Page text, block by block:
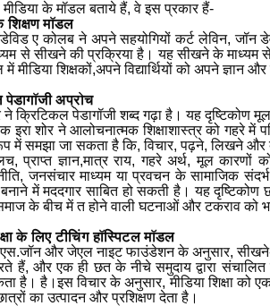
के मॉडल बताये हैं, वे इस प्रकार हैं-
शिक्षण मॉडल
ए कोलब ने अपने सहयोगियों कर्ट लेविन,जॉन
से सीखने की प्रक्रिया है। यह सीखने के माध्यम
मीडिया शिक्षकों,अपने विद्यार्थियों को अपने
अप्रोच
ने क्रिटिकल पेडागॉजी शब्द गढ़ा है। यह दृष्टिकोण
इरा शोर ने आलोचनात्मक शिक्षाशास्त्र को गहरे
में समझा जा सकता है कि, विचार,पढ़ने,लिखने और
,प्राप्त ज्ञान,मात्र राय,गहरे अर्थ,मूल कारणों
,जनसंचार माध्यम या प्रवचन के सामाजिक संदर्भ
बनाने में मददगार साबित हो सकती है। यह
के बीच में त होने वाली घटनाओं और टकराव को
के लिए टीचिंग हॉस्पिटल मॉडल
एस.जॉन और जेएल नाइट फाउंडेशन के अनुसार,
हैं, और एक ही छत के नीचे समुदाय द्वारा संचालित
है। है।इस विचार के अनुसार,मीडिया शिक्षा को
का उत्पादन और प्रशिक्षण देता है।